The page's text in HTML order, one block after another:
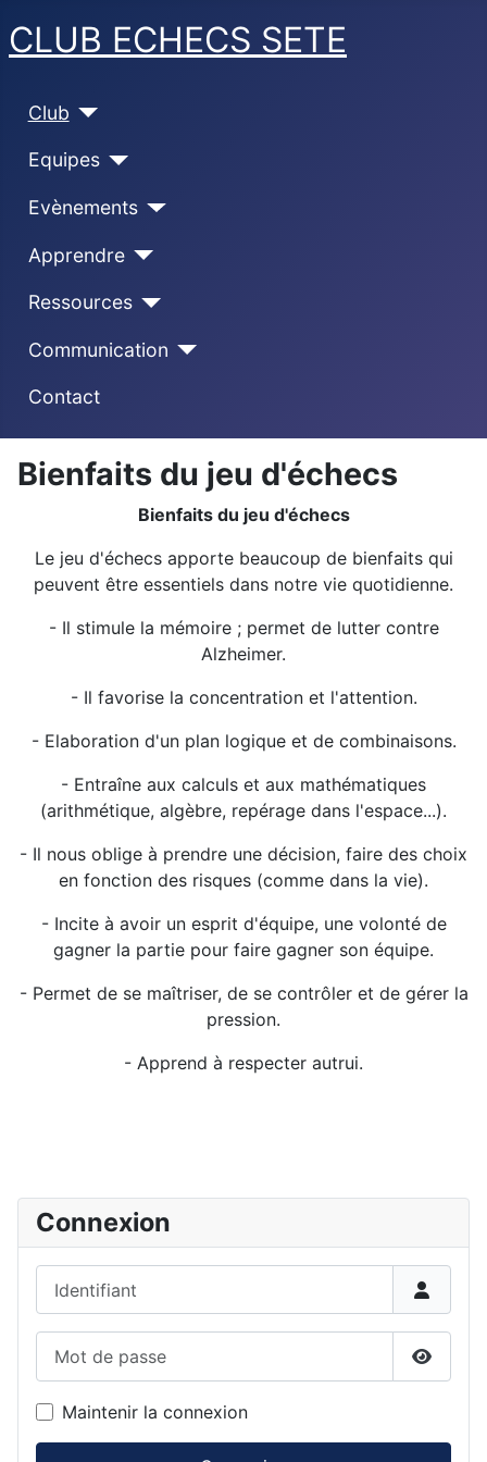
CLUB ECHECS SETE
Club
Equipes
Evènements
Apprendre
Ressources
Communication
Contact
Bienfaits du jeu d'échecs
Bienfaits du jeu d'échecs
Le jeu d'échecs apporte beaucoup de bienfaits qui
peuvent être essentiels dans notre vie quotidienne.
- Il stimule la mémoire ; permet de lutter contre
Alzheimer.
- Il favorise la concentration et l'attention.
- Elaboration d'un plan logique et de combinaisons.
- Entraîne aux calculs et aux mathématiques
(arithmétique, algèbre, repérage dans l'espace...).
- Il nous oblige à prendre une décision, faire des choix
en fonction des risques (comme dans la vie).
- Incite à avoir un esprit d'équipe, une volonté de
gagner la partie pour faire gagner son équipe.
- Permet de se maîtriser, de se contrôler et de gérer la
pression.
- Apprend à respecter autrui.
Détails
Connexion
Maintenir la connexion